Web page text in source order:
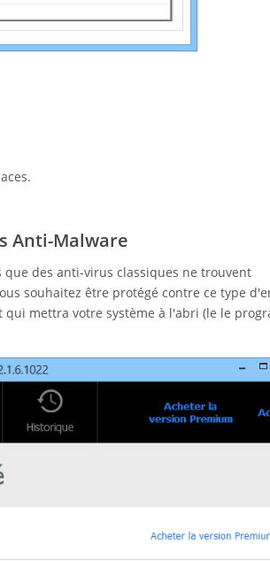
Anti-Malware
des anti-virus classiques ne trouvent
souhaitez être protégé contre ce type
mettra votre système à l'abri (le le